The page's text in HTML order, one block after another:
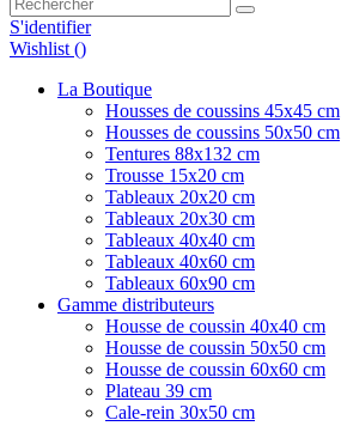
S'identifier
Wishlist ()
La Boutique
Housses de coussins 45x45 cm
Housses de coussins 50x50 cm
Tentures 88x132 cm
Trousse 15x20 cm
Tableaux 20x20 cm
Tableaux 20x30 cm
Tableaux 40x40 cm
Tableaux 40x60 cm
Tableaux 60x90 cm
Gamme distributeurs
Housse de coussin 40x40 cm
Housse de coussin 50x50 cm
Housse de coussin 60x60 cm
Plateau 39 cm
Cale-rein 30x50 cm